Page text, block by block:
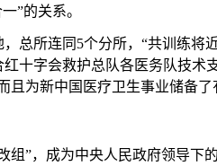
”的关系。
总所连同 5个分所，“共训练将
十字会救护总队各医务队技术
为新中国医疗卫生事业储备了
组”，成为中央人民政府领导下